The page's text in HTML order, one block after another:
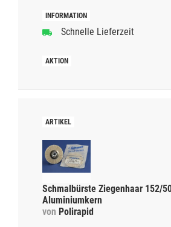
Schnelle Lieferzeit
Schmalbürste Ziegenhaar 152/
Aluminiumkern
von Polirapid